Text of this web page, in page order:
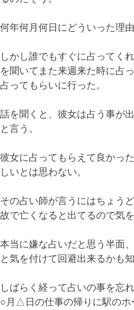
何年何月何日にどういった理
しかし誰でもすぐに占ってく
を聞いてまた来週来た時に占
占ってもらいに行った。
話を聞くと、彼女は占う事が
と言う。
彼女に占ってもらえて良かっ
しいとは思わない。
その占い師が言うにはちょう
故で亡くなると出てるので気
本当に嫌な占いだと思う半面
と気を付けて回避出来るかも
しばらく経って占いの事を忘
○月△日の仕事の帰りに駅のホ